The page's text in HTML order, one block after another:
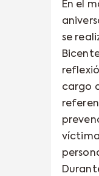
En el
se
cargo